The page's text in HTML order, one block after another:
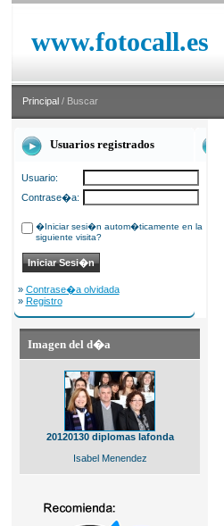
www.fotocall.es
Principal / Buscar
Usuarios registrados
Usuario:
Contrase�a:
�Iniciar sesi�n autom�ticamente en la
siguiente visita?
» Contrase�a olvidada
» Registro
Imagen del d�a
20120130 diplomas lafonda
Isabel Menendez